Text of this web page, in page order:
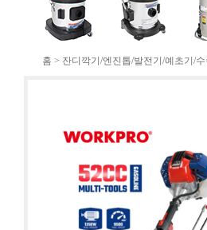
홈 > 잔디깍기/엔진톱/발전기/예초기/